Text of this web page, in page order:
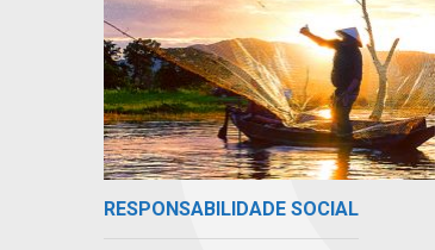
RESPONSABILIDADE SOCIAL